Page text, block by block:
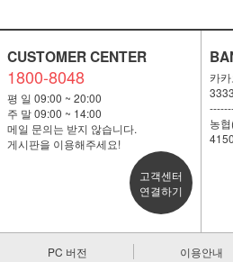
CUSTOMER CENTER
1800-8048
평 일 09:00 ~ 20:00
주 말 09:00 ~ 14:00
메일 문의는 받지 않습니다.
게시판을 이용해주세요!
고객센터
연결하기
카
농
PC 버전 이용안내